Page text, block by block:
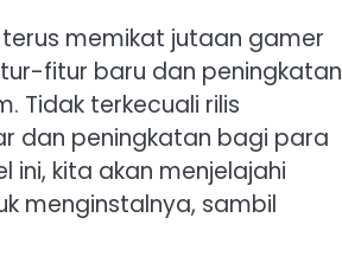
memikat jutaan gamer
fitur baru dan peningkatan
Tidak terkecuali rilis
dan peningkatan bagi para
kita akan menjelajahi
menginstalnya, sambil